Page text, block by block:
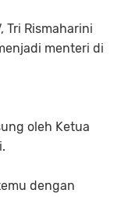
Tri Rismaharini
menteri di
oleh Ketua
dengan